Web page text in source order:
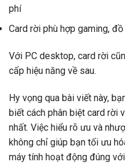
phí
Card rời phù hợp gaming,
Với PC desktop, card rời
cấp hiệu năng về sau.
Hy vọng qua bài viết này,
biết cách phân biệt card rời
nhất. Việc hiểu rõ ưu và
không chỉ giúp bạn tối ưu
máy tính hoạt động đúng